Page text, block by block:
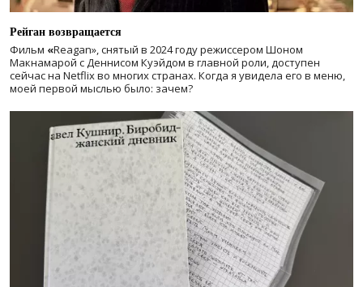
Рейган возвращается
Фильм «Reagan», снятый в 2024 годурежиссером Шоном
Макнамарой с Деннисом Куэйдом в главной роли, доступен
сейчас на Netflix во многих странах. Когда я увидела его в меню,
моей первой мыслью было: зачем?